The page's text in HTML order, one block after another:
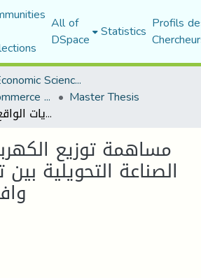
All of
DSpace Statistics Profils
Faculty of Economic Sciences, Commerce and Management Sciences
Department of Commerce Science Master Thesis
مساهمة توزيع الكهرباء في تفعيل الصناعة التحويلية بين تحديات الواقع وافاق المستقبل
مساهمة توزيع
الصناعة التحويلية